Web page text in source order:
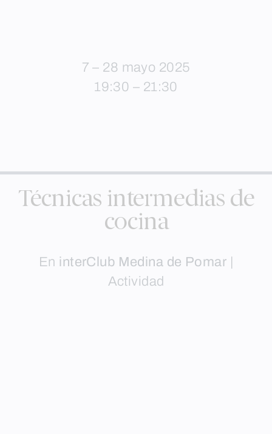
7 – 28 mayo 2025
19:30 – 21:30
Técnicas intermedias de
cocina
En interClub Medina de Pomar
Actividad